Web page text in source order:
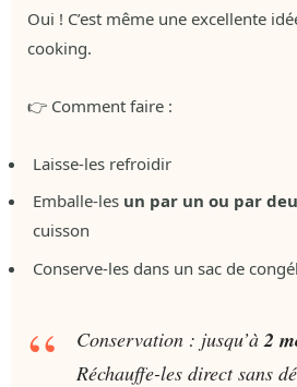
Oui ! C’est même une excellente
cooking.
👉 Comment faire :
Laisse-les refroidir
Emballe-les un par un ou par
cuisson
Conserve-les dans un sac de
Conservation : jusqu’à 2
Réchauffe-les direct sans